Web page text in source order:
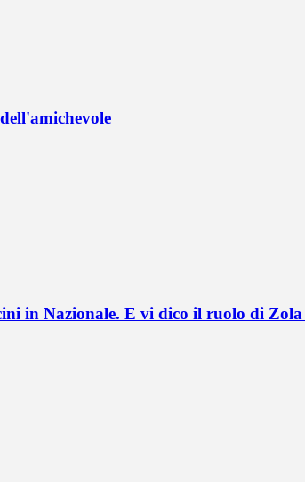
in Nazionale. E vi dico il ruolo di